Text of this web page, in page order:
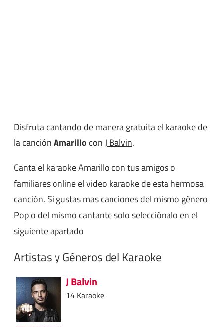
Disfruta cantando de manera gratuita el karaoke de
la canciónAmarillo conJ Balvin.
Canta el karaoke Amarillo con tus amigos o
familiares online el video karaoke de esta hermosa
canción. Si gustas mas canciones del mismo género
Popo del mismo cantante solo selecciónalo en el
siguiente apartado
Artistas y Géneros del Karaoke
J Balvin
14 Karaoke